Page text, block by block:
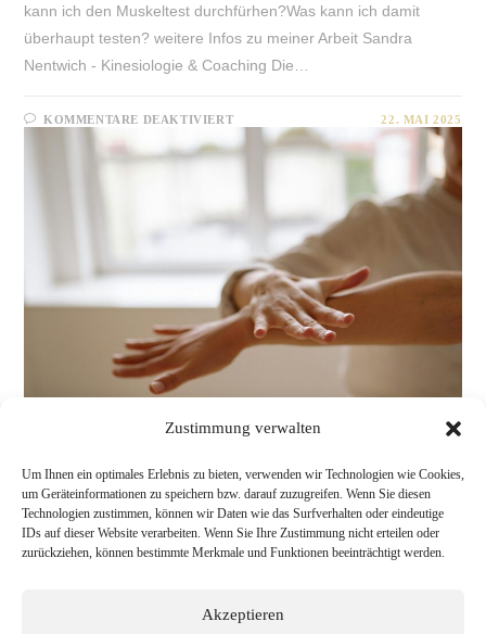
Zustimmung verwalten
Um Ihnen ein optimales Erlebnis zu bieten, verwenden wir Technologien wie Cookies,
um Geräteinformationen zu speichern bzw. darauf zuzugreifen. Wenn Sie diesen
Technologien zustimmen, können wir Daten wie das Surfverhalten oder eindeutige
IDs auf dieser Website verarbeiten. Wenn Sie Ihre Zustimmung nicht erteilen oder
zurückziehen, können bestimmte Merkmale und Funktionen beeinträchtigt werden.
Akzeptieren
kann ich den Muskeltest durchfürhen?Was kann ich damit
überhaupt testen? weitere Infos zu meiner Arbeit Sandra
Nentwich - Kinesiologie & Coaching Die…
KOMMENTARE DEAKTIVIERTFÜR
MUSKELTEST
–
ALLES
22. MAI 2025